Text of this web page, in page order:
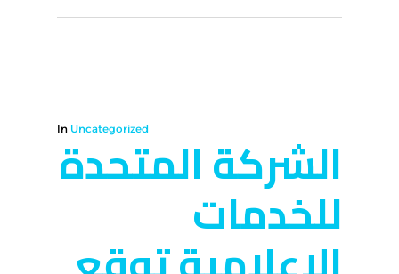
In Uncategorized
الشركة المتحدة
للخدمات